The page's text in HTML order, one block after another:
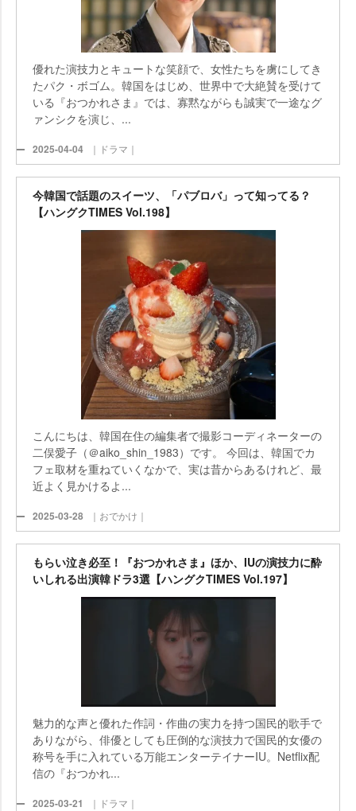
優れた演技力とキュートな笑顔で、女性たちを虜にしてき
たパク・ボゴム。韓国をはじめ、世界中で大絶賛を受けて
いる『おつかれさま』では、寡黙ながらも誠実で一途なグ
ァンシクを演じ、...
2025-04-04 ｜ドラマ｜
今韓国で話題のスイーツ、「パブロバ」って知ってる？
【ハングクTIMES Vol.198】
こんにちは、韓国在住の編集者で撮影コーディネーターの
二俣愛子（＠aiko_shin_1983）です。 今回は、韓国でカ
フェ取材を重ねていくなかで、実は昔からあるけれど、最
近よく見かけるよ...
2025-03-28 ｜おでかけ｜
もらい泣き必至！『おつかれさま』ほか、IUの演技力に酔
いしれる出演韓ドラ3選【ハングクTIMES Vol.197】
魅力的な声と優れた作詞・作曲の実力を持つ国民的歌手で
ありながら、俳優としても圧倒的な演技力で国民的女優の
称号を手に入れている万能エンターテイナーIU。Netflix配
信の『おつかれ...
2025-03-21 ｜ドラマ｜